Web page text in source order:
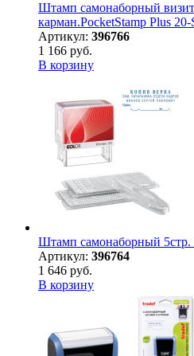
Штамп самонаборный
карман.PocketStamp Plus
Артикул: 396766
1 166 руб.
В корзину
Штамп самонаборный
Артикул: 396764
1 646 руб.
В корзину